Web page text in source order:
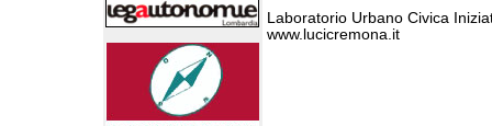
Laboratorio Urbano Civica
www.lucicremona.it